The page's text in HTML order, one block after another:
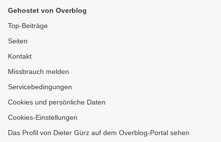
Dienstleistungen von einem
Dutzend ehrenamtlicher
Helfer in Anspruch
Gehostet von Overblog
Top-Beiträge
Seiten
Kontakt
Missbrauch melden
Servicebedingungen
Cookies und persönliche Daten
Cookies-Einstellungen
Das Profil von Dieter Gürz auf dem Overblog-Portal sehen